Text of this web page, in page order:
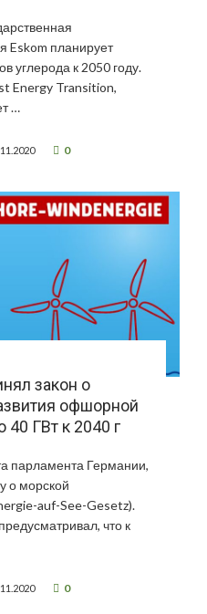
Eskom планирует
углерода к 2050 году.
Energy Transition,
…
0
закон о
офшорной
40 ГВт к 2040 г
парламента Германии,
о морской
auf-See-Gesetz).
что к
0